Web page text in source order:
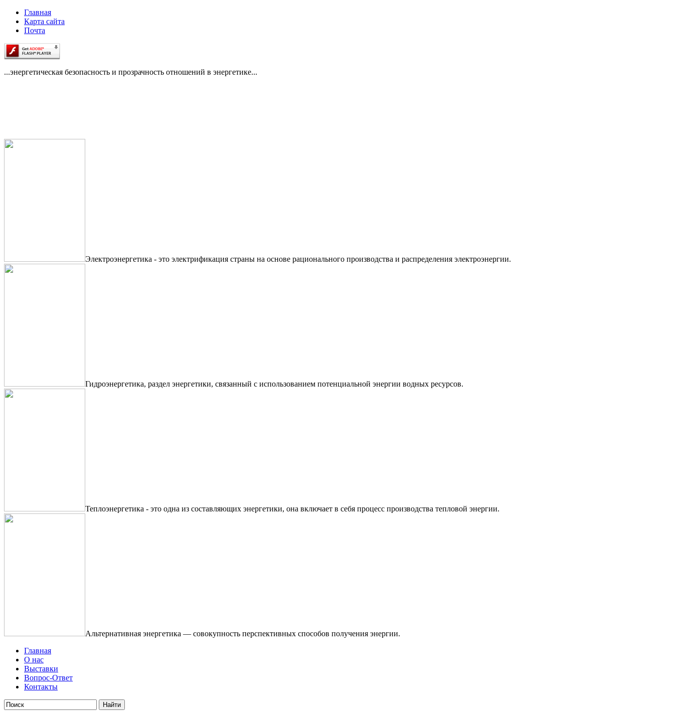
Главная
Карта сайта
Почта
...энергетическая безопасность и прозрачность отношений в энергетике...
Электроэнергетика - это электрификация страны на основе рационального производства и распределения электроэнергии.
Гидроэнергетика, раздел энергетики, связанный с использованием потенциальной энергии водных ресурсов.
Теплоэнергетика - это одна из составляющих энергетики, она включает в себя процесс производства тепловой энергии.
Альтернативная энергетика — совокупность перспективных способов получения энергии.
Главная
О нас
Выставки
Вопрос-Ответ
Контакты